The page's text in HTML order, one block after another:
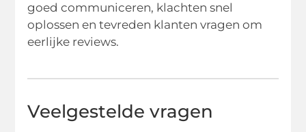
goed communiceren, klachten snel
oplossen en tevreden klanten vragen om
eerlijke reviews.
Veelgestelde vragen